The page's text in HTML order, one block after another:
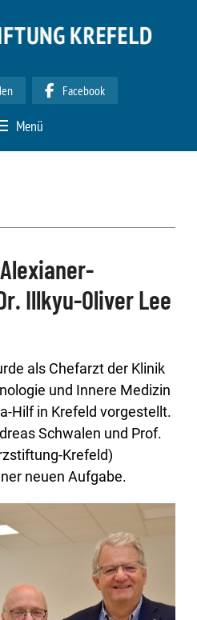
Facebook
Menü
Illkyu-Oliver Lee
als Chefarzt der Klinik
und Innere Medizin
Hilf in Krefeld vorgestellt.
Schwalen und Prof.
Krefeld)
neuen Aufgabe.